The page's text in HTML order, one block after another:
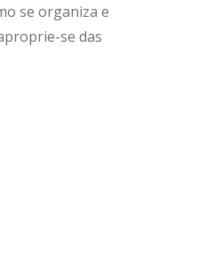
se organiza e
se das